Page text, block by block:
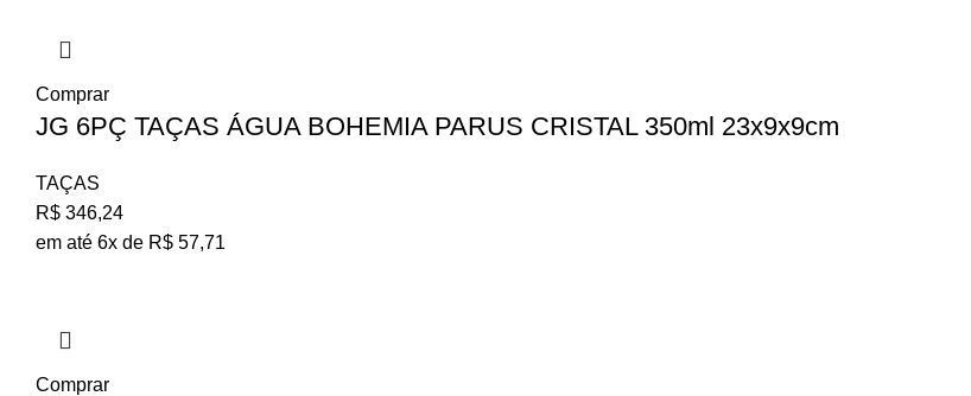
Comprar
JG 6PÇ TAÇAS ÁGUA BOHEMIA PARUS CRISTAL 350ml 23x9x9cm
TAÇAS
R$ 346,24
em até 6x de R$ 57,71
Comprar